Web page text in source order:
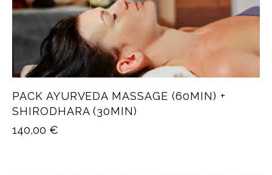
PACK AYURVEDA MASSAGE (60MIN) +
SHIRODHARA (30MIN)
140,00 €